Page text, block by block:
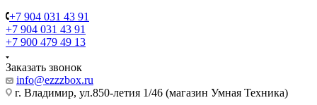
+7 904 031 43 91
+7 904 031 43 91
+7 900 479 49 13
Заказать звонок
info@ezzzbox.ru
г. Владимир, ул.850-летия 1/46 (магазин Умная Техника)